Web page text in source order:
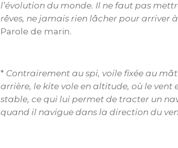
l’évolution du monde. Il ne faut pas
rêves, ne jamais rien lâcher pour arriver à
Parole de marin.
* Contrairement au spi, voile fixée au
arrière, le kite vole en altitude, où le vent
stable, ce qui lui permet de tracter un
quand il navigue dans la direction du